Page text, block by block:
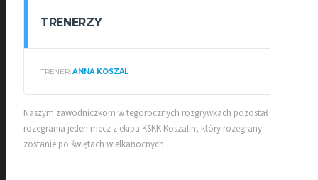
TRENERZY
TRENER:ANNA KOSZAL
Naszym zawodniczkom w tegorocznych rozgrywkach pozostał do
rozegrania jeden mecz z ekipa KSKK Koszalin, który rozegrany
zostanie po świętach wielkanocnych.